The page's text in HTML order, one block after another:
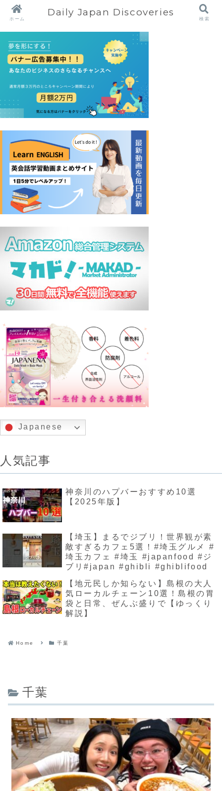
Japanese
人気記事
神奈川のハプバーおすすめ10選
【2025年版】
【埼玉】まるでジブリ！世界観が素
敵すぎるカフェ5選！#埼玉グルメ #
埼玉カフェ #埼玉 #japanfood #ジ
ブリ#japan #ghibli #ghiblifood
【地元民しか知らない】島根の大人
気ローカルチェーン10選！島根の胃
袋と日常、ぜんぶ盛りで【ゆっくり
解説】
Home 千葉
千葉
ホーム
Daily Japan Discoveries
検索